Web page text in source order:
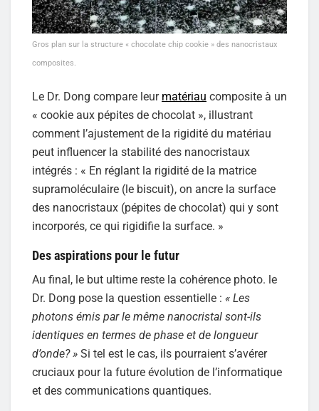
Gros plan sur la structure « chocolate chip cookie » des nanocristaux
composites.
Le Dr. Dong compare leur matériau composite à un
« cookie aux pépites de chocolat », illustrant
comment l’ajustement de la rigidité du matériau
peut influencer la stabilité des nanocristaux
intégrés : « En réglant la rigidité de la matrice
supramoléculaire (le biscuit), on ancre la surface
des nanocristaux (pépites de chocolat) qui y sont
incorporés, ce qui rigidifie la surface. »
Des aspirations pour le futur
Au final, le but ultime reste la cohérence photo. le
Dr. Dong pose la question essentielle : « Les
photons émis par le même nanocristal sont-ils
identiques en termes de phase et de longueur
d’onde? » Si tel est le cas, ils pourraient s’avérer
cruciaux pour la future évolution de l’informatique
et des communications quantiques.